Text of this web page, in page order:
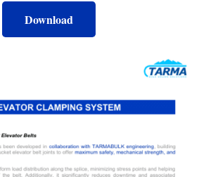
Download